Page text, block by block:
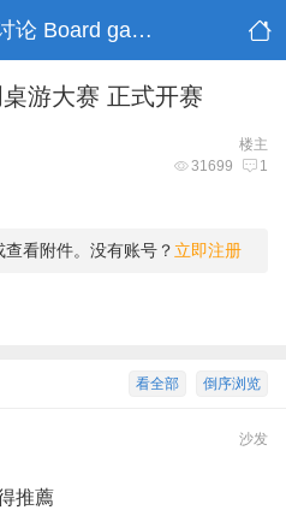
桌游设计综合讨论 Board game design
游大赛 正式开赛
楼主
31699 1
查看附件。没有账号？ 立即注册
倒序浏览
看全部
沙发
推薦